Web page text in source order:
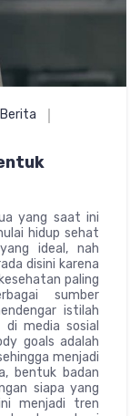
Berita
yang saat ini
hidup sehat
ideal, nah
disini karena
paling
sumber
istilah
media sosial
goals adalah
menjadi
bentuk badan
siapa yang
menjadi tren